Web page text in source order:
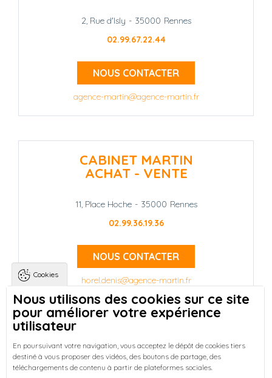
2, Rue d'Isly - 35000 Rennes
02.99.67.22.44
NOUS CONTACTER
agence-martin@agence-martin.fr
CABINET MARTIN
ACHAT - VENTE
11, Place Hoche - 35000 Rennes
02.99.36.19.36
NOUS CONTACTER
horel.denis@agence-martin.fr
Landing pagesQui sommes-nous ?
-
Réussir votre achat immobilier à Rennes
-
Découvrez nos programmes neufs à Rennes
Entreprises : Bureaux & Commerces
Cookies
Nous utilisons des cookies sur ce site
pour améliorer votre expérience
utilisateur
En poursuivant votre navigation, vous acceptez le dépôt de cookies tiers
destiné à vous proposer des vidéos, des boutons de partage, des
téléchargements de contenu à partir de plateformes sociales.